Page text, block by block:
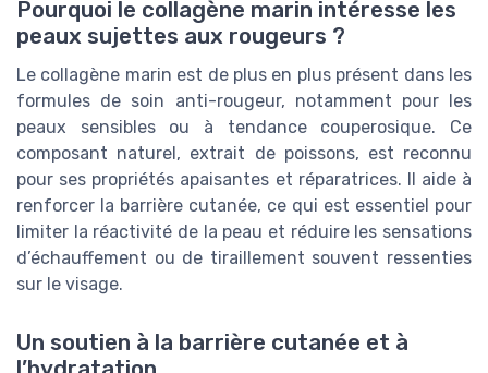
Pourquoi le collagène marin intéresse les
peaux sujettes aux rougeurs ?
Le collagène marin est de plus en plus présent dans les
formules de soin anti-rougeur, notamment pour les
peaux sensibles ou à tendance couperosique. Ce
composant naturel, extrait de poissons, est reconnu
pour ses propriétés apaisantes et réparatrices. Il aide à
renforcer la barrière cutanée, ce qui est essentiel pour
limiter la réactivité de la peau et réduire les sensations
d’échauffement ou de tiraillement souvent ressenties
sur le visage.
Un soutien à la barrière cutanée et à